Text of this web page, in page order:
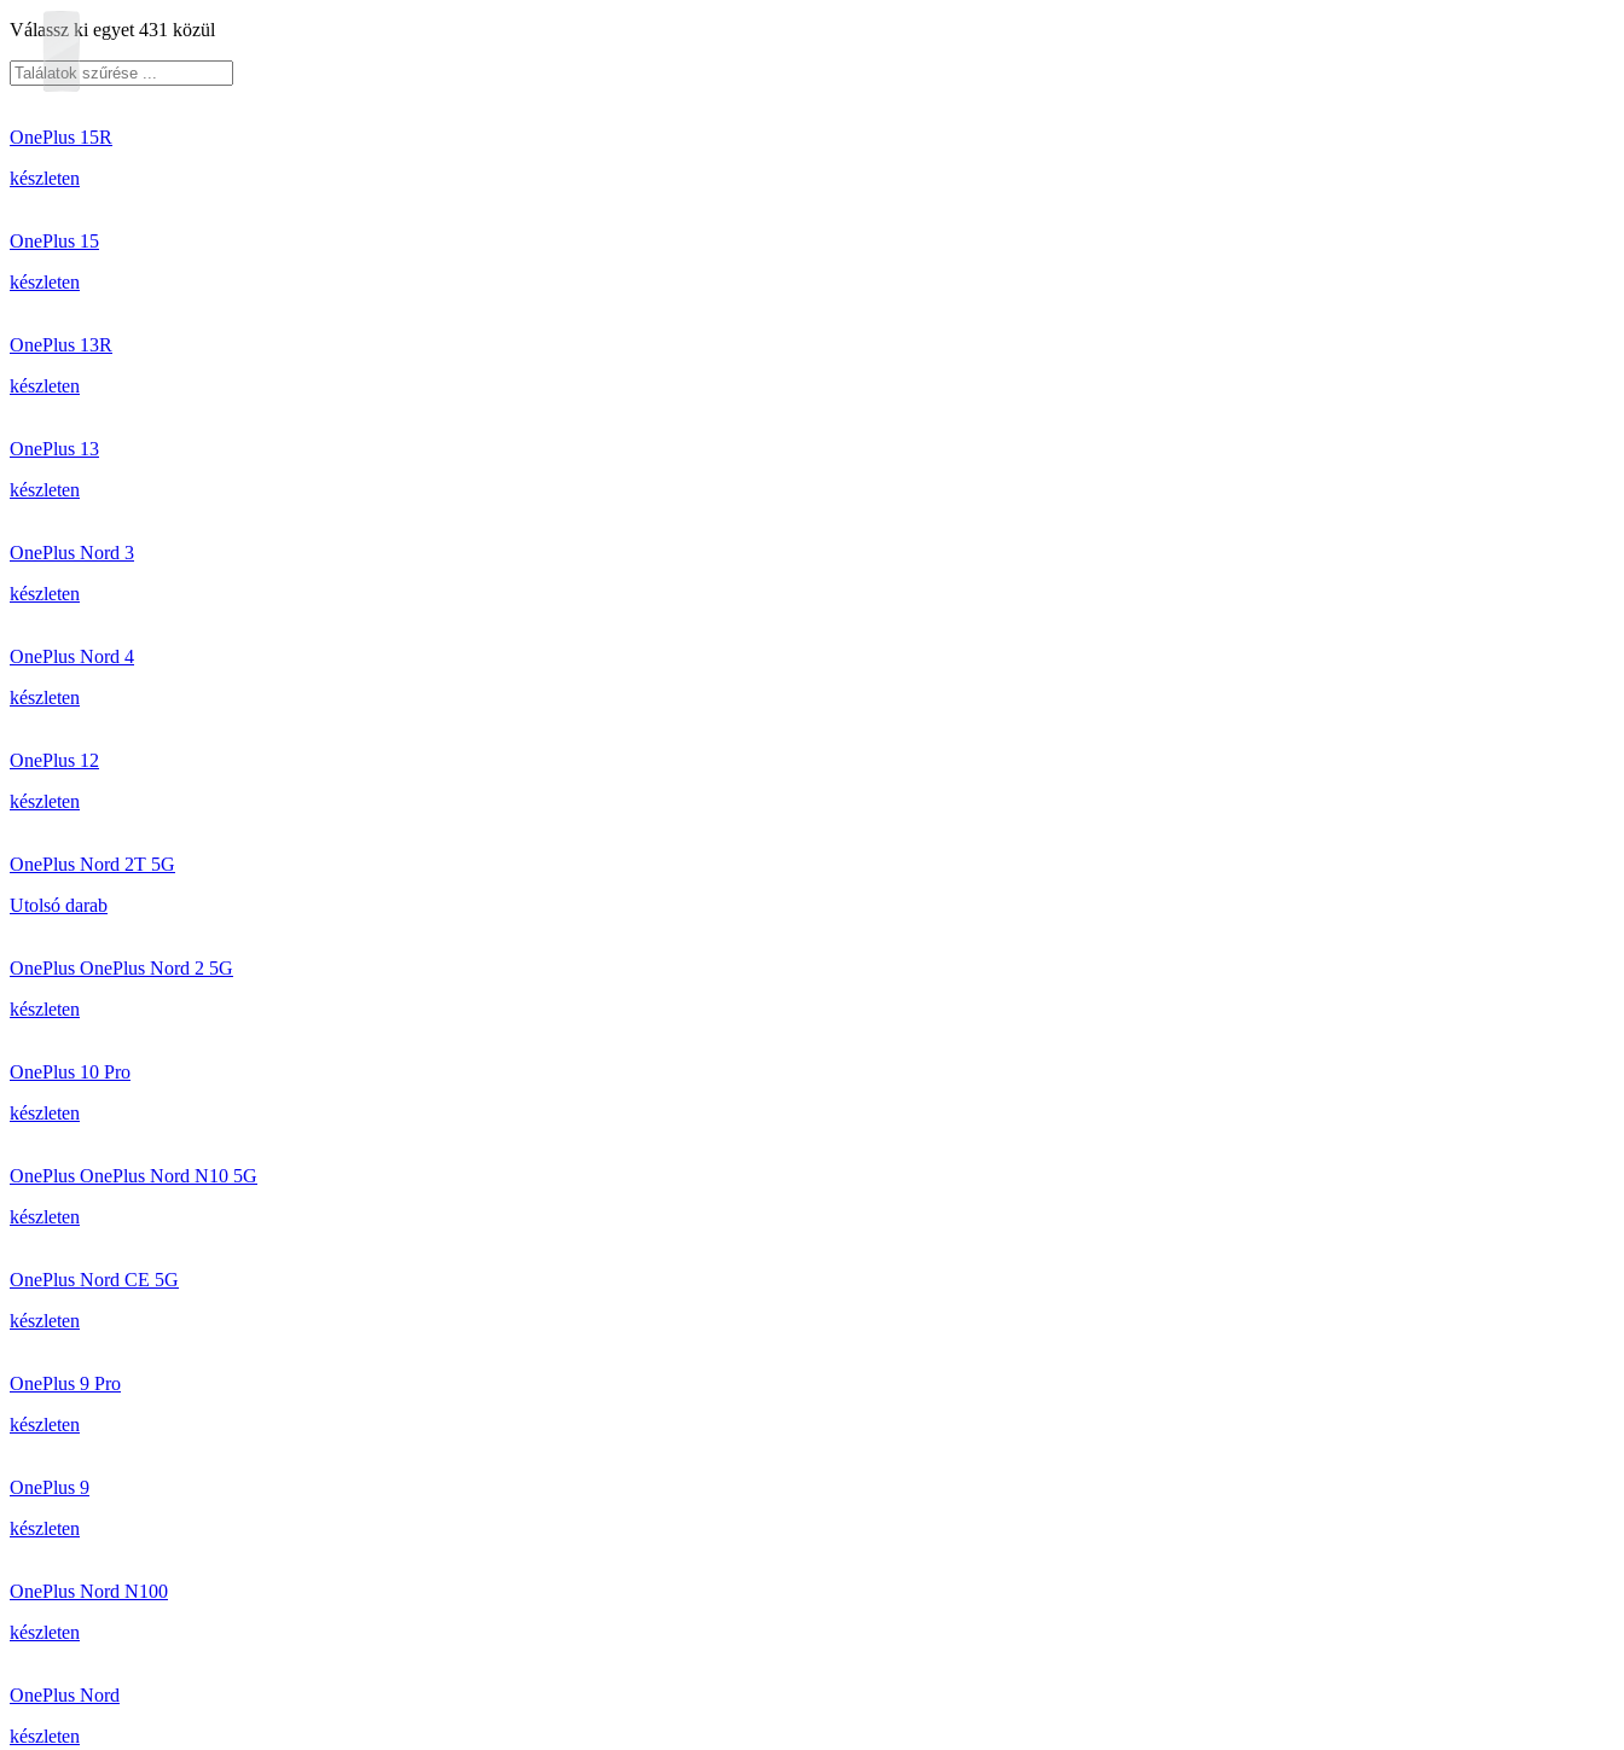
Válassz ki egyet 431 közül
OnePlus 15R
készleten
OnePlus 15
készleten
OnePlus 13R
készleten
OnePlus 13
készleten
OnePlus Nord 3
készleten
OnePlus Nord 4
készleten
OnePlus 12
készleten
OnePlus Nord 2T 5G
Utolsó darab
OnePlus OnePlus Nord 2 5G
készleten
OnePlus 10 Pro
készleten
OnePlus OnePlus Nord N10 5G
készleten
OnePlus Nord CE 5G
készleten
OnePlus 9 Pro
készleten
OnePlus 9
készleten
OnePlus Nord N100
készleten
OnePlus Nord
készleten